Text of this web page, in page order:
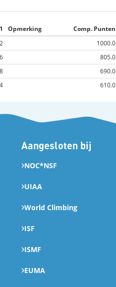
1 Opmerking Comp. Punten
1000.0
805.0
690.0
610.0
Aangesloten bij
NOC*NSF
UIAA
World Climbing
ISF
ISMF
EUMA